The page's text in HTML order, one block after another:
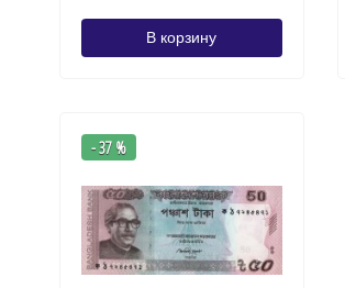
В корзину
- 37 %